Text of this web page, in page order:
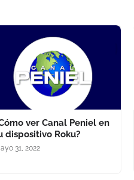
ver Canal Peniel en
dispositivo Roku?
31, 2022